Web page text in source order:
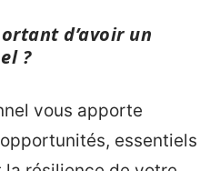
d’avoir un
?
vous apporte
essentiels